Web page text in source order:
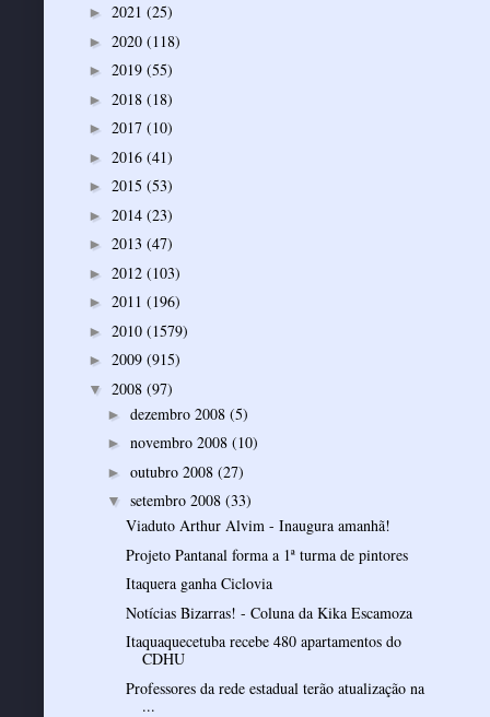
► 2021 (25)
► 2020 (118)
► 2019 (55)
► 2018 (18)
► 2017 (10)
► 2016 (41)
► 2015 (53)
► 2014 (23)
► 2013 (47)
► 2012 (103)
► 2011 (196)
► 2010 (1579)
► 2009 (915)
▼ 2008 (97)
► dezembro 2008 (5)
► novembro 2008 (10)
► outubro 2008 (27)
▼ setembro 2008 (33)
Viaduto Arthur Alvim - Inaugura amanhã!
Projeto Pantanal forma a 1ª turma de pintores
Itaquera ganha Ciclovia
Notícias Bizarras! - Coluna da Kika Escamoza
Itaquaquecetuba recebe 480 apartamentos do
CDHU
Professores da rede estadual terão atualização na
...